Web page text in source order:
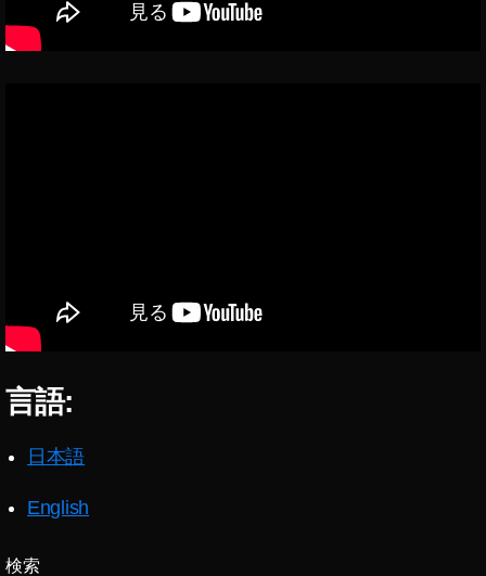
言語:
日本語
English
検索